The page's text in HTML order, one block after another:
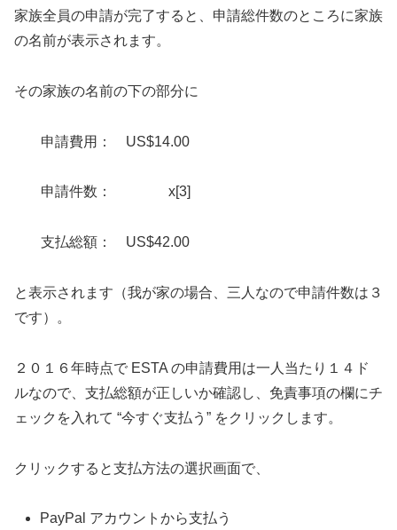
家族全員の申請が完了すると、申請総件数のところに家族
の名前が表示されます。
その家族の名前の下の部分に
申請費用： US$14.00
申請件数： x[3]
支払総額： US$42.00
と表示されます（我が家の場合、三人なので申請件数は３
です）。
２０１６年時点で ESTA の申請費用は一人当たり１４ド
ルなので、支払総額が正しいか確認し、免責事項の欄にチ
ェックを入れて “今すぐ支払う” をクリックします。
クリックすると支払方法の選択画面で、
PayPal アカウントから支払う